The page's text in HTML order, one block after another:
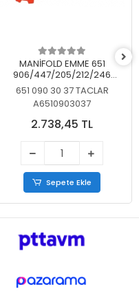
MANİFOLD EMME 651
906/447/205/212/246
KELEBEKSİZ
651 090 30 37 TACLAR
A6510903037
2.738,45 TL
Sepete Ekle